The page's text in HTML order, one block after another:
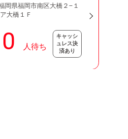
岡県福岡市南区大橋２−１
大橋１Ｆ
キャッシ
ュレス決
済あり